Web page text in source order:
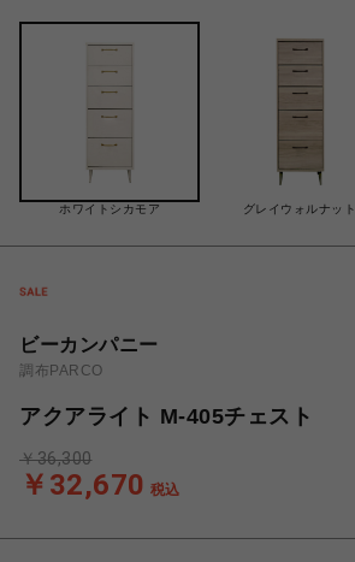
ホワイトシカモア グレイウォルナット
ビーカンパニー
調布PARCO
アクアライト M-405チェスト
￥32,670 税込
￥36,300